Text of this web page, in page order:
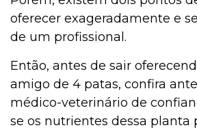
oferecer exageradamente e
de um profissional.
Então, antes de sair
amigo de 4 patas, confira
médico-veterinário de
se os nutrientes dessa planta